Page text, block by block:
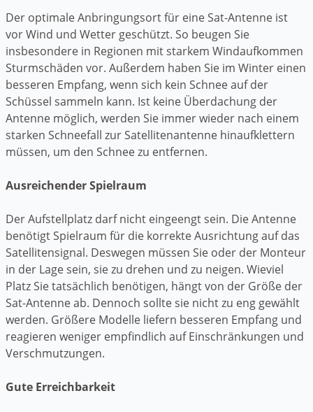
Der optimale Anbringungsort für eine Sat-Antenne ist
vor Wind und Wetter geschützt. So beugen Sie
insbesondere in Regionen mit starkem Windaufkommen
Sturmschäden vor. Außerdem haben Sie im Winter einen
besseren Empfang, wenn sich kein Schnee auf der
Schüssel sammeln kann. Ist keine Überdachung der
Antenne möglich, werden Sie immer wieder nach einem
starken Schneefall zur Satellitenantenne hinaufklettern
müssen, um den Schnee zu entfernen.
Ausreichender Spielraum
Der Aufstellplatz darf nicht eingeengt sein. Die Antenne
benötigt Spielraum für die korrekte Ausrichtung auf das
Satellitensignal. Deswegen müssen Sie oder der Monteur
in der Lage sein, sie zu drehen und zu neigen. Wieviel
Platz Sie tatsächlich benötigen, hängt von der Größe der
Sat-Antenne ab. Dennoch sollte sie nicht zu eng gewählt
werden. Größere Modelle liefern besseren Empfang und
reagieren weniger empfindlich auf Einschränkungen und
Verschmutzungen.
Gute Erreichbarkeit